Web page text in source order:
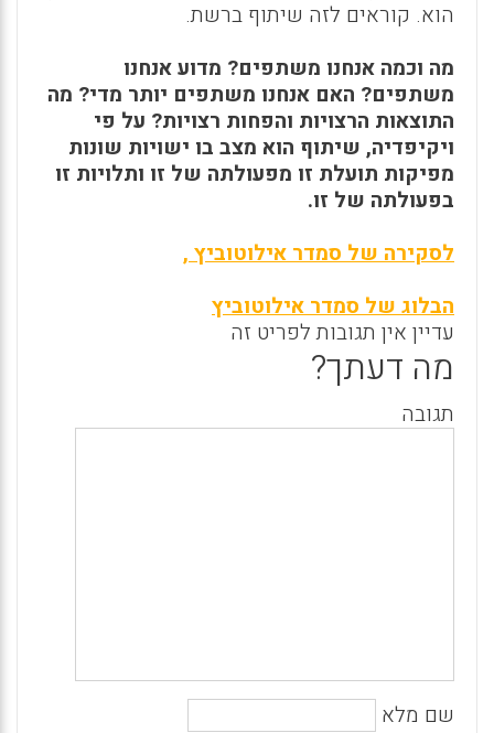
הוא. קוראים לזה שיתוף ברשת.
מה וכמה אנחנו משתפים? מדוע אנחנו
משתפים? האם אנחנו משתפים יותר מדי? מה
התוצאות הרצויות והפחות רצויות? על פי
ויקיפדיה, שיתוף הוא מצב בו ישויות שונות
מפיקות תועלת זו מפעולתה של זו ותלויות זו
בפעולתה של זו.
לסקירה של סמדר אילוטוביץ ,
הבלוג של סמדר אילוטוביץ
עדיין אין תגובות לפריט זה
מה דעתך?
תגובה
שם מלא